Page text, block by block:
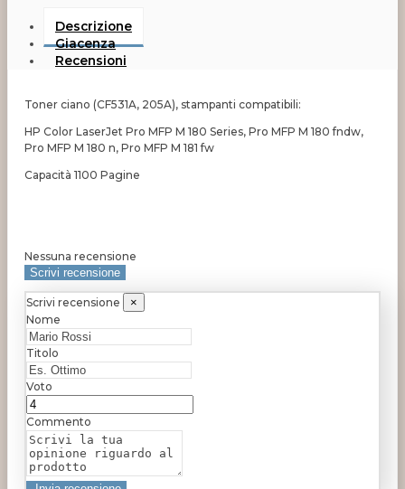
Descrizione
Giacenza
Recensioni
Toner ciano (CF531A, 205A), stampanti compatibili:
HP Color LaserJet Pro MFP M 180 Series, Pro MFP M 180 fndw,
Pro MFP M 180 n, Pro MFP M 181 fw
Capacità 1100 Pagine
Nessuna recensione
Scrivi recensione
Scrivi recensione
×
Nome
Titolo
Voto
Commento